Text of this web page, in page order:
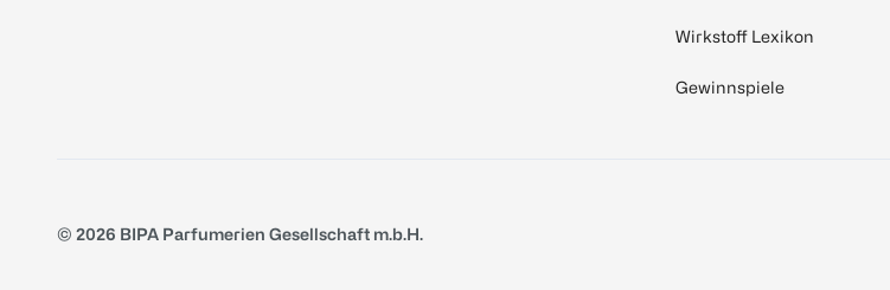
Wirkstoff Lexikon
Gewinnspiele
© 2026 BIPA Parfumerien Gesellschaft m.b.H.